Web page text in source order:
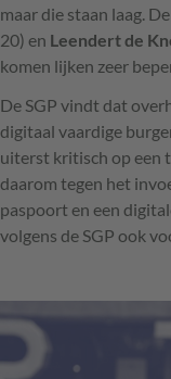
maar die staan laag.
20) en Leendert de
komen lijken zeer
De SGP vindt dat
digitaal vaardige
uiterst kritisch op een
daarom tegen het
paspoort en een
volgens de SGP ook